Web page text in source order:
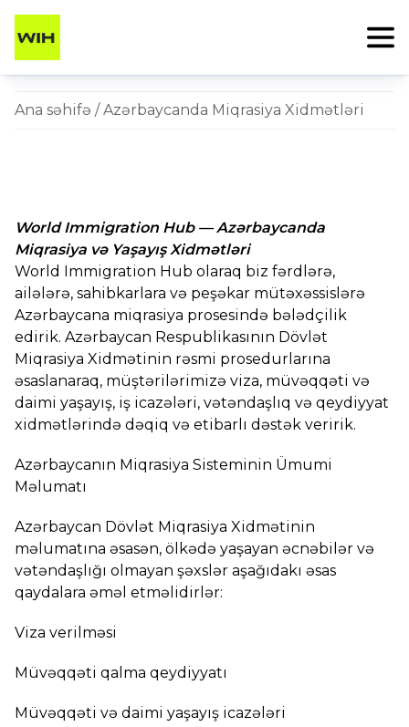
Ana səhifə / Azərbaycanda Miqrasiya Xidmətləri
World Immigration Hub — Azərbaycanda
Miqrasiya və Yaşayış Xidmətləri
World Immigration Hub olaraq biz fərdlərə,
ailələrə, sahibkarlara və peşəkar mütəxəssislərə
Azərbaycana miqrasiya prosesində bələdçilik
edirik. Azərbaycan Respublikasının Dövlət
Miqrasiya Xidmətinin rəsmi prosedurlarına
əsaslanaraq, müştərilərimizə viza, müvəqqəti və
daimi yaşayış, iş icazələri, vətəndaşlıq və qeydiyyat
xidmətlərində dəqiq və etibarlı dəstək veririk.
Azərbaycanın Miqrasiya Sisteminin Ümumi
Məlumatı
Azərbaycan Dövlət Miqrasiya Xidmətinin
məlumatına əsasən, ölkədə yaşayan əcnəbilər və
vətəndaşlığı olmayan şəxslər aşağıdakı əsas
qaydalara əməl etməlidirlər:
Viza verilməsi
Müvəqqəti qalma qeydiyyatı
Müvəqqəti və daimi yaşayış icazələri